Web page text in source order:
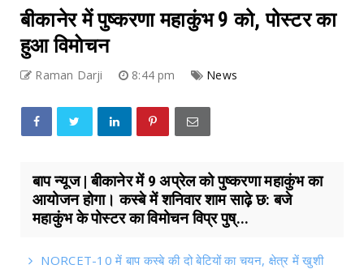
बीकानेर में पुष्करणा महाकुंभ 9 को, पोस्टर का
हुआ विमाेचन
Raman Darji 8:44 pm News
बाप न्यूज | बीकानेर में 9 अप्रेल को पुष्करणा महाकुंभ का
आयोजन होगा। कस्बे में शनिवार शाम साढ़े छ: बजे
महाकुंभ के पोस्टर का विमोचन विप्र पुष्...
NORCET-10 में बाप कस्बे की दो बेटियों का चयन, क्षेत्र में खुशी